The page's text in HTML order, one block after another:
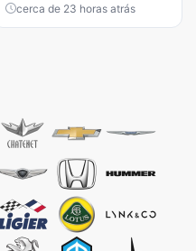
cerca de 23 horas atrás